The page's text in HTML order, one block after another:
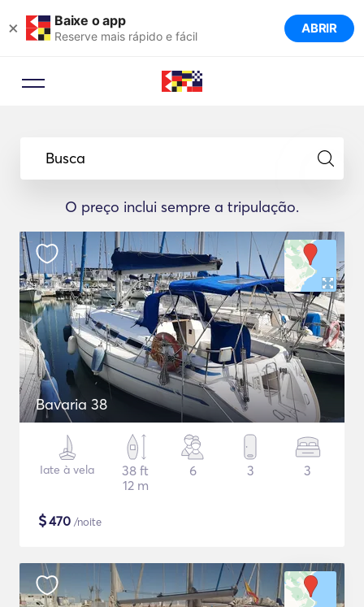
× Baixe o app
Reserve mais rápido e fácil ABRIR
Busca
O preço inclui sempre a tripulação.
Bavaria 38
Iate à vela
38 ft
12 m
6 3 3
$470 /noite